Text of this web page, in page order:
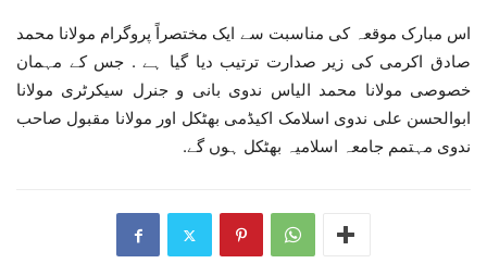
اس مبارک موقعہ کی مناسبت سے ایک مختصراً پروگرام مولانا محمد
صادق اکرمی کی زیر صدارت ترتیب دیا گیا ہے . جس کے مہمان
خصوصی مولانا محمد الیاس ندوی بانی و جنرل سیکرٹری مولانا
ابوالحسن علی ندوی اسلامک اکیڈمی بھٹکل اور مولانا مقبول صاحب
ندوی مہتمم جامعہ اسلامیہ بھٹکل ہوں گے.